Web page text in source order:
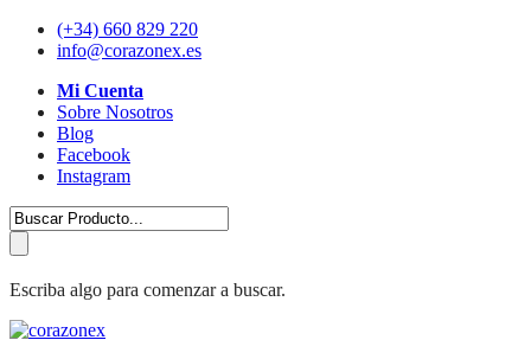
(+34) 660 829 220
info@corazonex.es
Mi Cuenta
Sobre Nosotros
Blog
Facebook
Instagram
Escriba algo para comenzar a buscar.